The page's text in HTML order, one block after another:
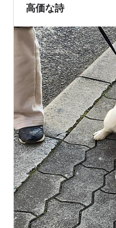
て。 きちんと白線の上
高価な詩